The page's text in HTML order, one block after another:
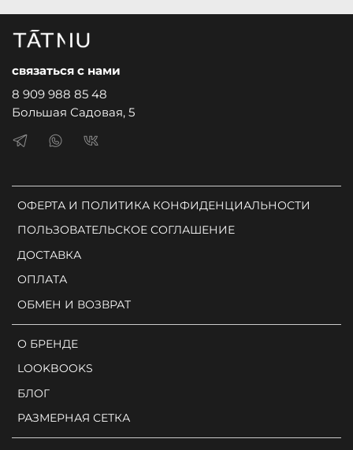
ОФЕРТА И ПОЛИТИКА КОНФИДЕНЦИАЛЬНОСТИ
ПОЛЬЗОВАТЕЛЬСКОЕ СОГЛАШЕНИЕ
ДОСТАВКА
ОПЛАТА
ОБМЕН И ВОЗВРАТ
О БРЕНДЕ
LOOKBOOKS
БЛОГ
РАЗМЕРНАЯ СЕТКА
связаться с нами
8 909 988 85 48
Большая Садовая, 5